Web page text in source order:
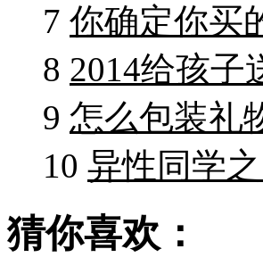
7 你确定你买
8 2014给孩子
9 怎么包装礼
10 异性同学
猜你喜欢：